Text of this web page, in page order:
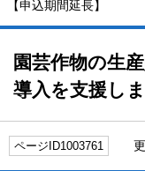
【申込期間延長】
園芸作物の生
導入を支援し
ページID1003761 更